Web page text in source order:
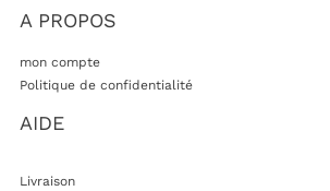
A PROPOS
mon compte
Politique de confidentialité
AIDE
Livraison